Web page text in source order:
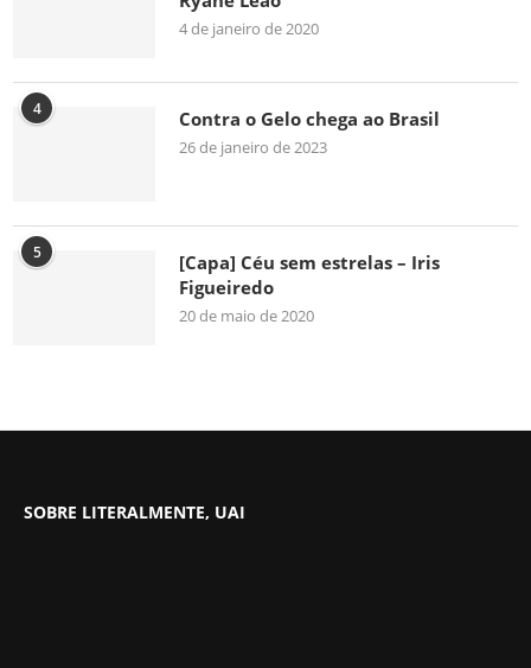
4 de janeiro de 2020
4 Contra o Gelo chega ao Brasil
26 de janeiro de 2023
5
[Capa] Céu sem estrelas – Iris
Figueiredo
20 de maio de 2020
SOBRE LITERALMENTE, UAI